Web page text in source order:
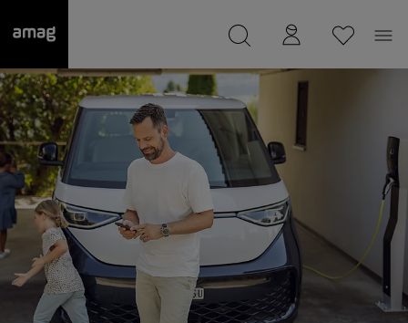
Il suo garage è stato salvato